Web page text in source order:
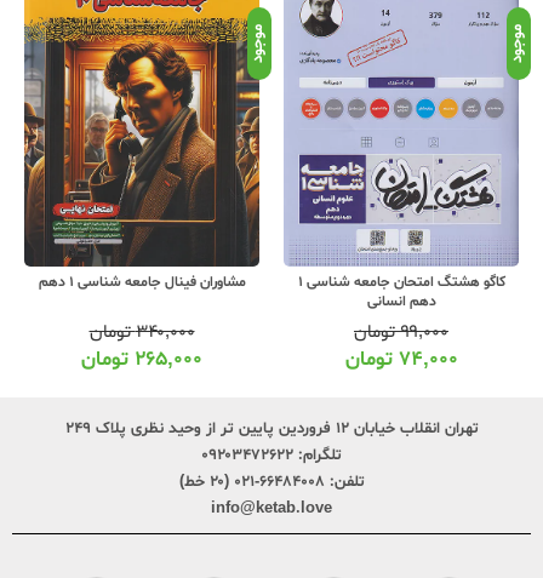
کاگو هشتگ امتحان جامعه شناسی 1 مشاوران فینال جامعه شناسی 1 دهم
۳۴۰,۰۰۰
۲۶۵,۰۰۰
ناموجود
۲۹۵,۰۰۰
۲۳۳,۰۰۰
تهران انقلاب خیابان ۱۲ فروردین پایین تر از وحید نظری پلاک ۲۴۹
تلگرام: ۰۹۲۰۳۴۷۲۶۲۲
تلفن: ۶۶۴۸۴۰۰۸-۰۲۱ (۲۰ خط)
info@ketab.love